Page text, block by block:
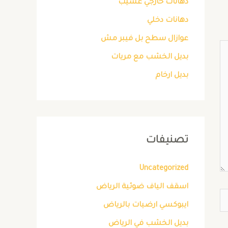
دهانات خارجي عسيب
دهانات دخلي
عوازال سطح بل فيبر مش
بديل الخشب مع مريات
بديل ارخام
تصنيفات
Uncategorized
اسقف الياف ضوئية الرياض
ايبوكسي ارضيات بالرياض
بديل الخشب في الرياض